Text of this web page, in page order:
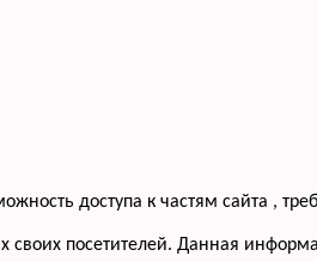
доступа к частям сайта ,
своих посетителей. Данная